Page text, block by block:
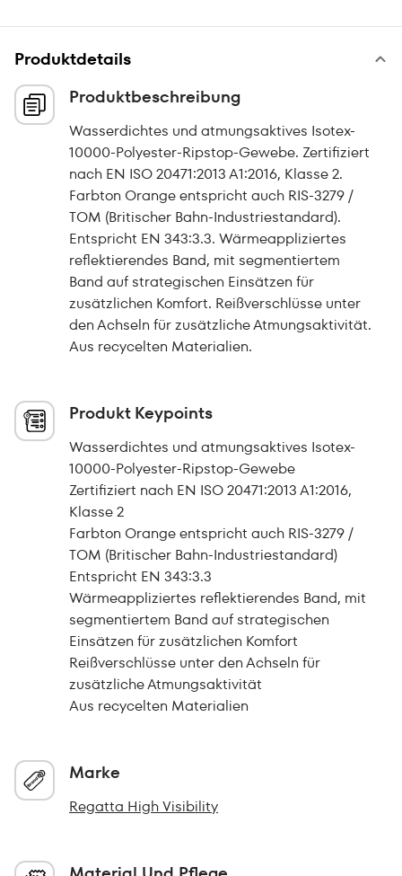
Produktdetails
Produktbeschreibung
Wasserdichtes und atmungsaktives Isotex-
10000-Polyester-Ripstop-Gewebe. Zertifiziert
nach EN ISO 20471:2013 A1:2016, Klasse 2.
Farbton Orange entspricht auch RIS-3279 /
TOM (Britischer Bahn-Industriestandard).
Entspricht EN 343:3.3. Wärmeappliziertes
reflektierendes Band, mit segmentiertem
Band auf strategischen Einsätzen für
zusätzlichen Komfort. Reißverschlüsse unter
den Achseln für zusätzliche Atmungsaktivität.
Aus recycelten Materialien.
Produkt Keypoints
Wasserdichtes und atmungsaktives Isotex-
10000-Polyester-Ripstop-Gewebe
Zertifiziert nach EN ISO 20471:2013 A1:2016,
Klasse 2
Farbton Orange entspricht auch RIS-3279 /
TOM (Britischer Bahn-Industriestandard)
Entspricht EN 343:3.3
Wärmeappliziertes reflektierendes Band, mit
segmentiertem Band auf strategischen
Einsätzen für zusätzlichen Komfort
Reißverschlüsse unter den Achseln für
zusätzliche Atmungsaktivität
Aus recycelten Materialien
Marke
Regatta High Visibility